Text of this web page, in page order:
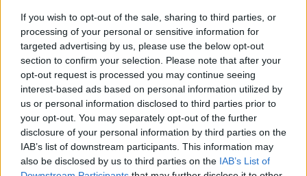
If you wish to opt-out of the sale, sharing to third parties, or
processing of your personal or sensitive information for
targeted advertising by us, please use the below opt-out
section to confirm your selection. Please note that after your
opt-out request is processed you may continue seeing
interest-based ads based on personal information utilized by
us or personal information disclosed to third parties prior to
your opt-out. You may separately opt-out of the further
disclosure of your personal information by third parties on the
IAB’s list of downstream participants. This information may
also be disclosed by us to third parties on the IAB’s List of
11.000 αθλητές
Περίπου 11.000 αθλητές αγωνίστηκαν στους
Ολυμπιακούς Αγώνες του Τόκιο σε 42 χώρους στην
Ιαπωνία, συμπεριλαμβανομένου του νησιού
Χοκάιντο, στα βόρεια της χώρας, το οποίο
επιλέχθηκε να φιλοξενήσει το τελευταίο αθλητικό
γεγονός, τον Μαραθώνιο, λόγω των πιο ήπιων